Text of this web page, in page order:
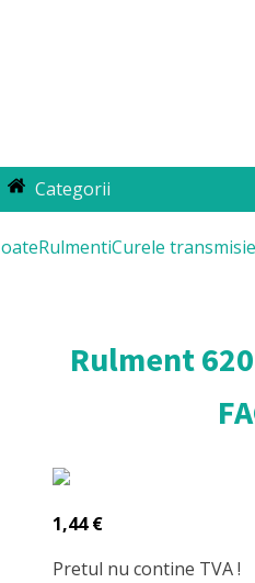
Categorii
RulmentiCurele transmisie
Rulment
1,44€
Pretul nu contine TVA !